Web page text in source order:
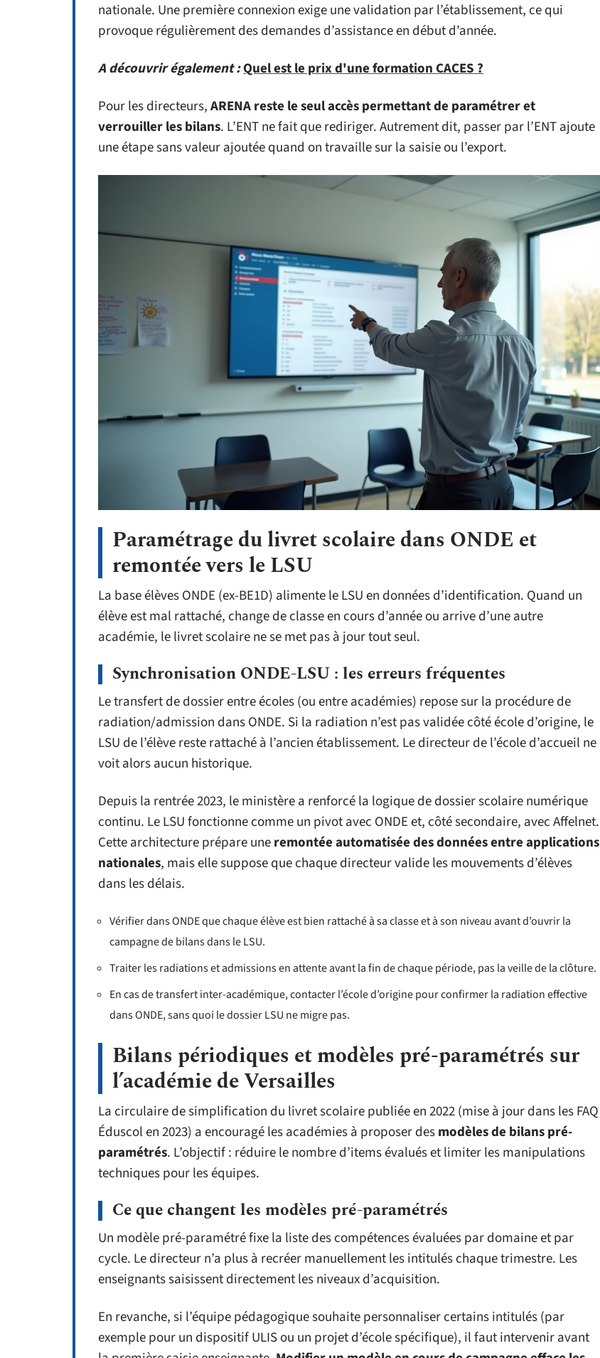
nationale. Une première connexion exige une validation par l’établissement, ce qui
provoque régulièrement des demandes d’assistance en début d’année.
A découvrir également :Quel est le prix d'une formation CACES ?
Pour les directeurs,ARENA reste le seul accès permettant de paramétrer et
verrouiller les bilans. L’ENT ne fait que rediriger. Autrement dit, passer par l’ENT ajoute
une étape sans valeur ajoutée quand on travaille sur la saisie ou l’export.
Paramétrage du livret scolaire dans ONDE et
remontée vers le LSU
La base élèves ONDE (ex-BE1D) alimente le LSU en données d’identification. Quand un
élève est mal rattaché, change de classe en cours d’année ou arrive d’une autre
académie, le livret scolaire ne se met pas à jour tout seul.
Synchronisation ONDE-LSU : les erreurs fréquentes
Le transfert de dossier entre écoles (ou entre académies) repose sur la procédure de
radiation/admission dans ONDE. Si la radiation n’est pas validée côté école d’origine, le
LSU de l’élève reste rattaché à l’ancien établissement. Le directeur de l’école d’accueil ne
voit alors aucun historique.
Depuis la rentrée 2023, le ministère a renforcé la logique de dossier scolaire numérique
continu. Le LSU fonctionne comme un pivot avec ONDE et, côté secondaire, avec Affelnet.
Cette architecture prépare uneremontée automatisée des données entre applications
nationales, mais elle suppose que chaque directeur valide les mouvements d’élèves
dans les délais.
Vérifier dans ONDE que chaque élève est bien rattaché à sa classe et à son niveau avant d’ouvrir la
campagne de bilans dans le LSU.
Traiter les radiations et admissions en attente avant la fin de chaque période, pas la veille de la clôture.
En cas de transfert inter-académique, contacter l’école d’origine pour confirmer la radiation effective
dans ONDE, sans quoi le dossier LSU ne migre pas.
Bilans périodiques et modèles pré-paramétrés sur
l’académie de Versailles
La circulaire de simplification du livret scolaire publiée en 2022 (mise à jour dans les FAQ
Éduscol en 2023) a encouragé les académies à proposer desmodèles de bilans pré-
paramétrés. L’objectif : réduire le nombre d’items évalués et limiter les manipulations
techniques pour les équipes.
Ce que changent les modèles pré-paramétrés
Un modèle pré-paramétré fixe la liste des compétences évaluées par domaine et par
cycle. Le directeur n’a plus à recréer manuellement les intitulés chaque trimestre. Les
enseignants saisissent directement les niveaux d’acquisition.
En revanche, si l’équipe pédagogique souhaite personnaliser certains intitulés (par
exemple pour un dispositif ULIS ou un projet d’école spécifique), il faut intervenir avant